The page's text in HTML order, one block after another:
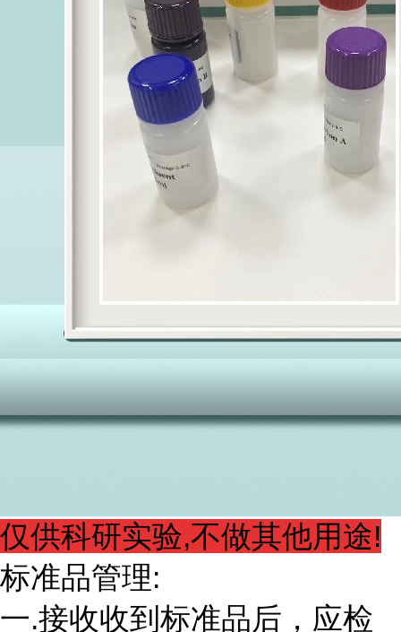
仅供科研实验,不做其他用途!
标准品管理:
一.接收收到标准品后，应检